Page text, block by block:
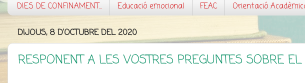
DIES DE CONFINAMENT... Educació emocional FEAC Orientació
DIJOUS, 8 D’OCTUBRE DEL 2020
RESPONENT A LES VOSTRES PREGUNTES SOBRE EL